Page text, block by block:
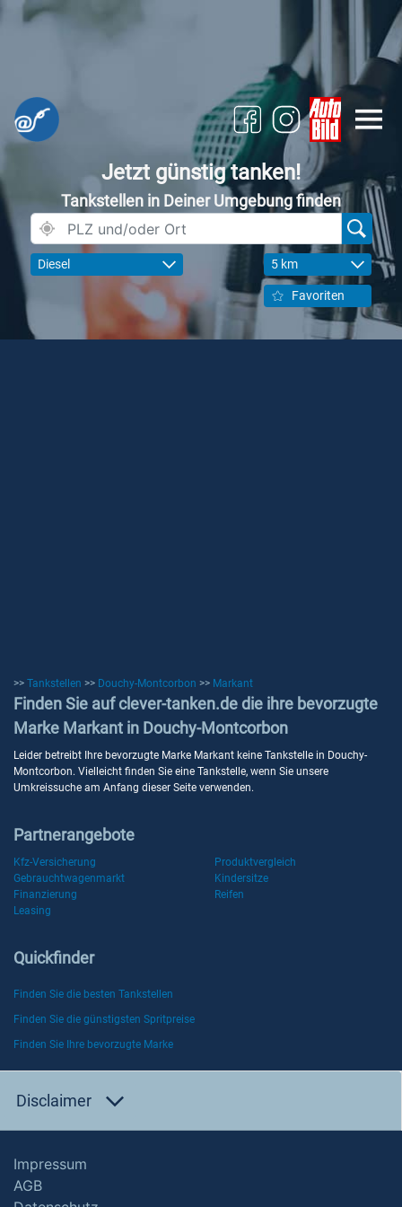
Jetzt günstig tanken!
Tankstellen in Deiner Umgebung finden
Diesel 5 km
Favoriten
>> Tankstellen >> Douchy-Montcorbon >> Markant
Finden Sie auf clever-tanken.de die ihre bevorzugte
Marke Markant in Douchy-Montcorbon
Leider betreibt Ihre bevorzugte Marke Markant keine Tankstelle in Douchy-
Montcorbon. Vielleicht finden Sie eine Tankstelle, wenn Sie unsere
Umkreissuche am Anfang dieser Seite verwenden.
Partnerangebote
Kfz-Versicherung
Produktvergleich
Gebrauchtwagenmarkt
Kindersitze
Finanzierung
Reifen
Leasing
Quickfinder
Finden Sie die besten Tankstellen
Finden Sie die günstigsten Spritpreise
Finden Sie Ihre bevorzugte Marke
Disclaimer
Impressum
AGB